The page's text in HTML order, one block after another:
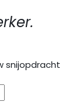
snijopdracht